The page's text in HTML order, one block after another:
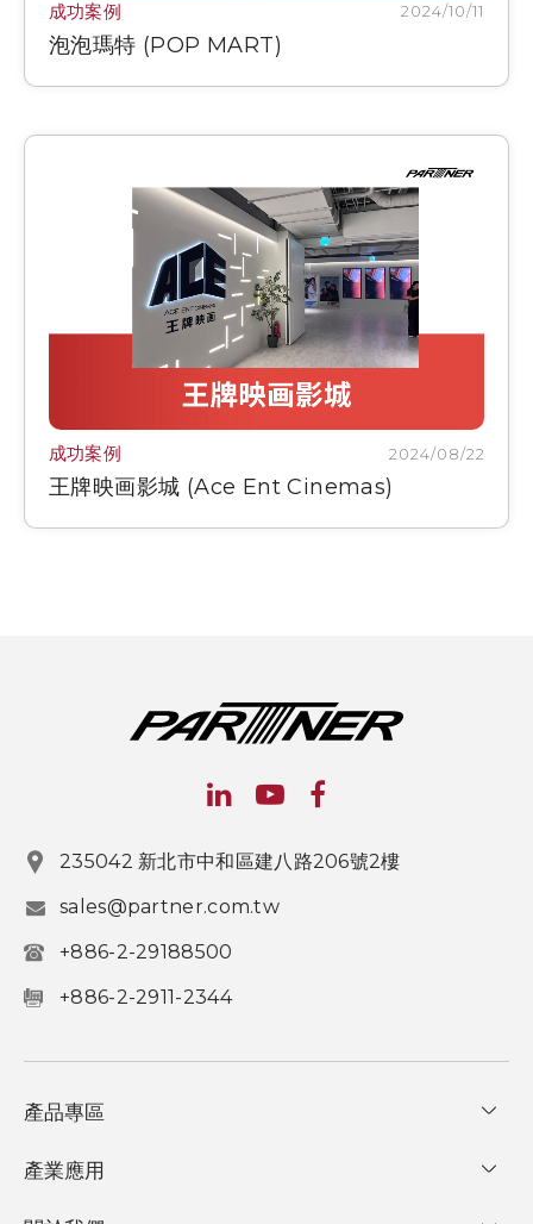
成功案例 2024/10/11
泡泡瑪特 (POP MART)
成功案例 2024/08/22
王牌映画影城 (Ace Ent Cinemas)
235042 新北市中和區建八路206號2樓
sales@partner.com.tw
+886-2-29188500
+886-2-2911-2344
產品專區
產業應用